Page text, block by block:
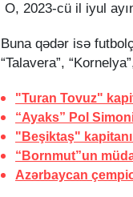
O, 2023-cü il iyul
Buna qədər isə
“Talavera”,
"Turan Tovuz"
“Ayaks” Pol
"Beşiktaş"
“Bornmut”un
Azərbaycan